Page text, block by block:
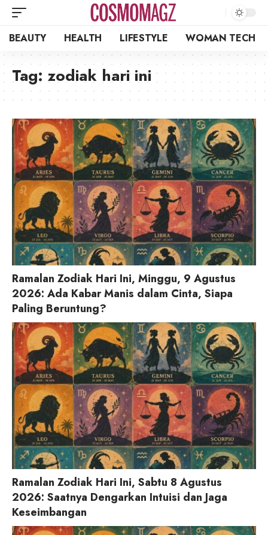
BEAUTY HEALTH LIFESTYLE WOMAN TECH
Tag: zodiak hari ini
Ramalan Zodiak Hari Ini, Minggu, 9 Agustus
2026: Ada Kabar Manis dalam Cinta, Siapa
Paling Beruntung?
Ramalan Zodiak Hari Ini, Sabtu 8 Agustus
2026: Saatnya Dengarkan Intuisi dan Jaga
Keseimbangan